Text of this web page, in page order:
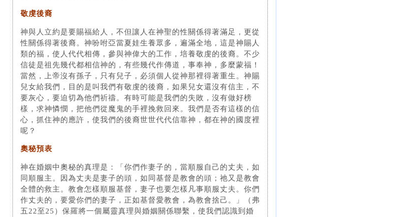
敬虔後裔
神與人立約是要賜福給人，不但讓人在神聖的性關係得著滿足，更從
性關係得著後裔。神吩咐亞當夏娃生養眾多，遍滿全地，這是神賜人
類的福，使人代代相傳，參與神偉大的工作，培養敬虔的後裔。不少
信徒是祖先幾代都相信神的，有些幾代作傳道，事奉神，多麼蒙福！
當然，上帝沒有孫子，只有兒子，必須個人從神那裡得著重生。神賜
兒女給我們，目的是叫我們有敬虔的後裔，如果兒女還沒有信主，不
要灰心，要迫切為他們祈禱。有時可能是我們的失敗，沒有做好榜
樣，求神憐憫，把他們從魔鬼的手裡挽救回來。我們是否有這樣的信
心，抓住神的應許，使我們的後裔世世代代信靠神，都在神的國度裡
呢？
奧秘預表
神在婚姻中奧秘的真理是：「你們作妻子的，當順服自己的丈夫，如
同順服主。因為丈夫是妻子的頭，如同基督是教會的頭；祂又是教會
全體的救主。教會怎樣順服基督，妻子也要怎樣凡事順服丈夫。你們
作丈夫的，要愛你們的妻子，正如基督愛教會，為教會捨己。」（弗
五22至25）保羅將一個屬靈真理與婚姻關係聯繫，使我們認識到婚